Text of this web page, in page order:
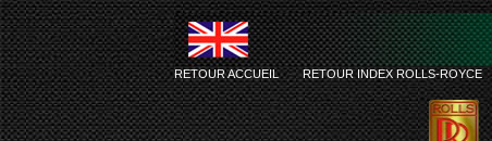
RETOUR ACCUEIL-RETOUR INDEX ROLLS-ROYCE